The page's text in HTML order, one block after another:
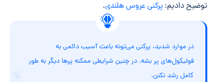
توضیح دادیم: پرکنی عروس هلندی.
در موارد شدید، پرکنی می‌تونه باعث آسیب دائمی به
فولیکول‌های پر بشه. در چنین شرایطی ممکنه پرها دیگر به طور
کامل رشد نکنن.